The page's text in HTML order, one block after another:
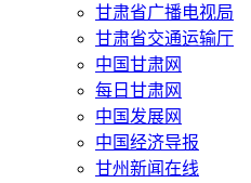
甘肃省广播电视局
甘肃省交通运输厅
中国甘肃网
每日甘肃网
中国发展网
中国经济导报
甘州新闻在线